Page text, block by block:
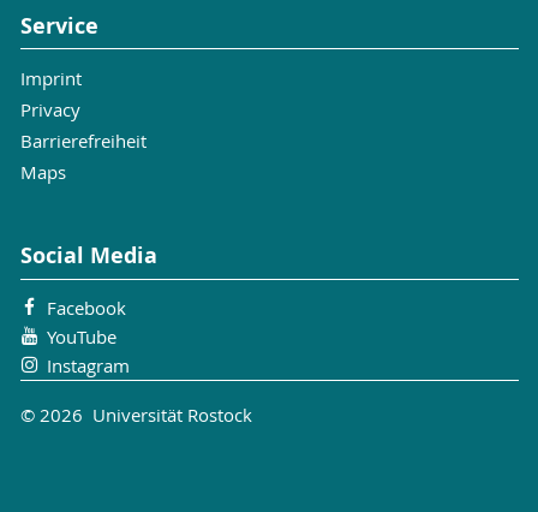
Service
Imprint
Privacy
Barrierefreiheit
Maps
Social Media
Facebook
YouTube
Instagram
© 2026 Universität Rostock